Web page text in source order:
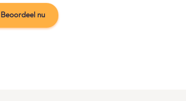
Beoordeel nu